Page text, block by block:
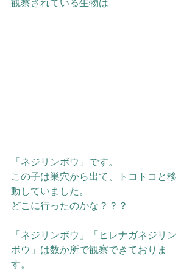
観察されている生物は
「ネジリンボウ」です。
この子は巣穴から出て、トコトコと移
動していました。
どこに行ったのかな？？？
「ネジリンボウ」「ヒレナガネジリン
ボウ」は数か所で観察できておりま
す。